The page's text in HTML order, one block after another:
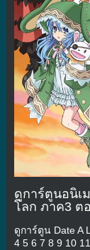
ดูการ์ตูนอนิเ
โลก ภาค3 ต
ดูการ์ตูน Date A
4 5 6 7 8 9 10